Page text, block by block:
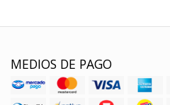
MEDIOS DE PAGO